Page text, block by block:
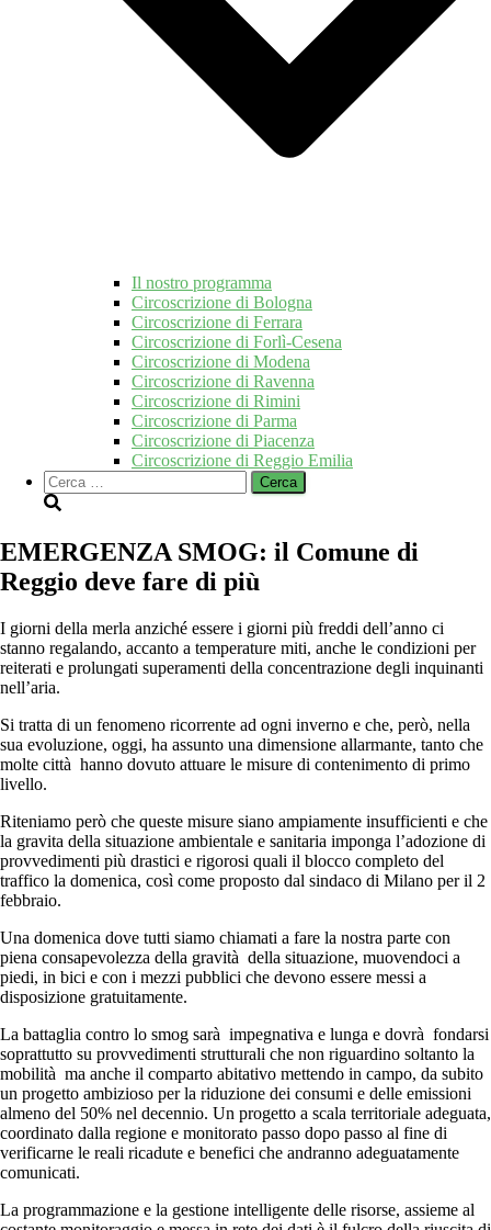
Il nostro programma
Circoscrizione di Bologna
Circoscrizione di Ferrara
Circoscrizione di Forlì-Cesena
Circoscrizione di Modena
Circoscrizione di Ravenna
Circoscrizione di Rimini
Circoscrizione di Parma
Circoscrizione di Piacenza
Circoscrizione di Reggio Emilia
Ricerca
per:
EMERGENZA SMOG: il Comune di
Reggio deve fare di più
I giorni della merla anziché essere i giorni più freddi dell’anno ci
stanno regalando, accanto a temperature miti, anche le condizioni per
reiterati e prolungati superamenti della concentrazione degli inquinanti
nell’aria.
Si tratta di un fenomeno ricorrente ad ogni inverno e che, però, nella
sua evoluzione, oggi, ha assunto una dimensione allarmante, tanto che
molte città hanno dovuto attuare le misure di contenimento di primo
livello.
Riteniamo però che queste misure siano ampiamente insufficienti e che
la gravita della situazione ambientale e sanitaria imponga l’adozione di
provvedimenti più drastici e rigorosi quali il blocco completo del
traffico la domenica, così come proposto dal sindaco di Milano per il 2
febbraio.
Una domenica dove tutti siamo chiamati a fare la nostra parte con
piena consapevolezza della gravità della situazione, muovendoci a
piedi, in bici e con i mezzi pubblici che devono essere messi a
disposizione gratuitamente.
La battaglia contro lo smog sarà impegnativa e lunga e dovrà fondarsi
soprattutto su provvedimenti strutturali che non riguardino soltanto la
mobilità ma anche il comparto abitativo mettendo in campo, da subito
un progetto ambizioso per la riduzione dei consumi e delle emissioni
almeno del 50% nel decennio. Un progetto a scala territoriale adeguata,
coordinato dalla regione e monitorato passo dopo passo al fine di
verificarne le reali ricadute e benefici che andranno adeguatamente
comunicati.
La programmazione e la gestione intelligente delle risorse, assieme al